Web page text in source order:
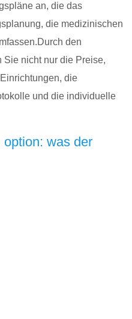
an, die das
die medizinischen
den
nicht nur die Preise,
die
und die individuelle
option: was der